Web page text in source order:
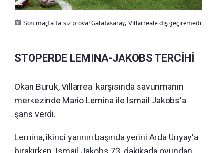
Son maçta tatsız prova! Galatasaray, Villarreale diş geçiremedi
STOPERDE LEMINA-JAKOBS TERCİHİ
Okan Buruk, Villarreal karşısında savunmanın
merkezinde Mario Lemina ile Ismail Jakobs'a
şans verdi.
Lemina, ikinci yarının başında yerini Arda Ünyay'a